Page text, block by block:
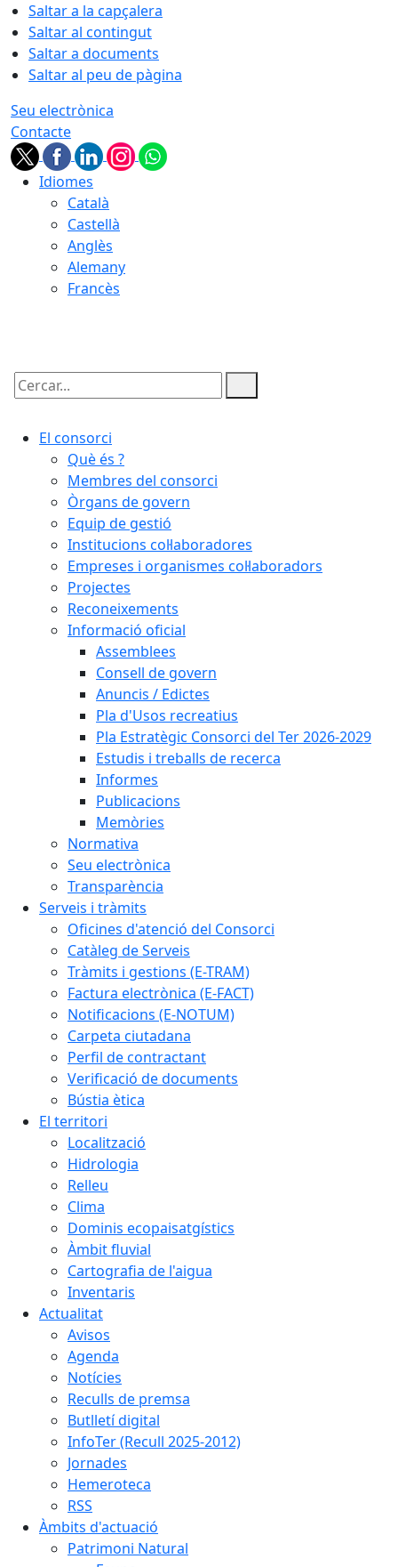
Saltar a la capçalera
Saltar al contingut
Saltar a documents
Saltar al peu de pàgina
Seu electrònica
Contacte
Idiomes
Català
Castellà
Anglès
Alemany
Francès
Cercar:
El consorci
Què és ?
Membres del consorci
Òrgans de govern
Equip de gestió
Institucions col·laboradores
Empreses i organismes col·laboradors
Projectes
Reconeixements
Informació oficial
Assemblees
Consell de govern
Anuncis / Edictes
Pla d'Usos recreatius
Pla Estratègic Consorci del Ter 2026-2029
Estudis i treballs de recerca
Informes
Publicacions
Memòries
Normativa
Seu electrònica
Transparència
Serveis i tràmits
Oficines d'atenció del Consorci
Catàleg de Serveis
Tràmits i gestions (E-TRAM)
Factura electrònica (E-FACT)
Notificacions (E-NOTUM)
Carpeta ciutadana
Perfil de contractant
Verificació de documents
Bústia ètica
El territori
Localització
Hidrologia
Relleu
Clima
Dominis ecopaisatgístics
Àmbit fluvial
Cartografia de l'aigua
Inventaris
Actualitat
Avisos
Agenda
Notícies
Reculls de premsa
Butlletí digital
InfoTer (Recull 2025-2012)
Jornades
Hemeroteca
RSS
Àmbits d'actuació
Patrimoni Natural